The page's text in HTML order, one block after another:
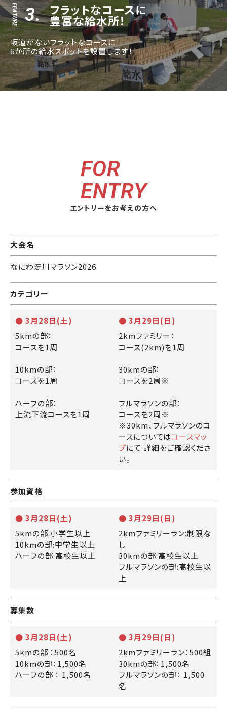
3. フラットなコースに
豊富な給水所！
坂道がないフラットなコースに
6か所の給水スポットを設置します！
FOR
ENTRY
エントリーをお考えの方へ
大会名
なにわ淀川マラソン2026
カテゴリー
● 3月28日(土)
5kmの部：
コースを1周
10kmの部：
コースを1周
ハーフの部：
上流下流コースを1周
● 3月29日(日)
2kmファミリー：
コース(2km)を1周
30kmの部：
コースを2周※
フルマラソンの部：
コースを2周※
※30km、フルマラソンのコ
ースについてはコースマッ
プにて 詳細をご確認くださ
い。
参加資格
● 3月28日(土)
5kmの部:小学生以上
10kmの部:中学生以上
ハーフの部:高校生以上
● 3月29日(日)
2kmファミリーラン:制限な
し
30kmの部:高校生以上
フルマラソンの部:高校生以
上
募集数
● 3月28日(土)
5kmの部 ：500名
10kmの部：1,500名
ハーフの部 ： 1,500名
● 3月29日(日)
2kmファミリーラン：500組
30kmの部：1,500名
フルマラソンの部： 1,500
名